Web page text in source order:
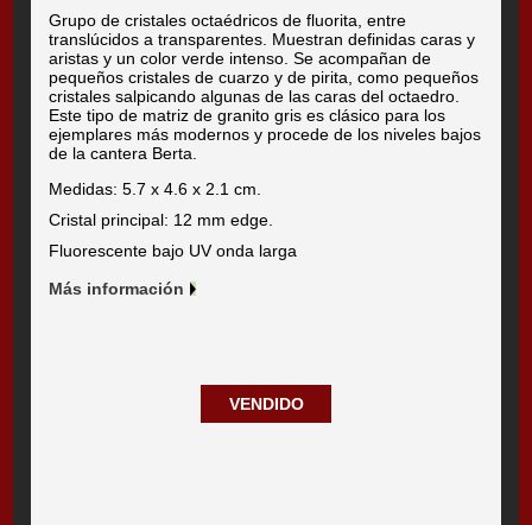
Grupo de cristales octaédricos de fluorita, entre
translúcidos a transparentes. Muestran definidas caras y
aristas y un color verde intenso. Se acompañan de
pequeños cristales de cuarzo y de pirita, como pequeños
cristales salpicando algunas de las caras del octaedro.
Este tipo de matriz de granito gris es clásico para los
ejemplares más modernos y procede de los niveles bajos
de la cantera Berta.
Medidas: 5.7 x 4.6 x 2.1 cm.
Cristal principal: 12 mm edge.
Fluorescente bajo UV onda larga
Más información
VENDIDO